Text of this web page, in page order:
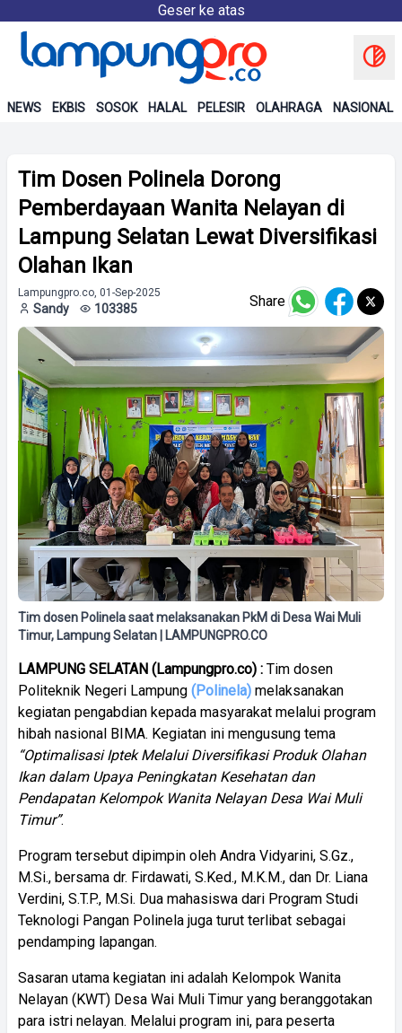
Geser ke atas
NEWS EKBIS SOSOK HALAL PELESIR OLAHRAGA NASIONAL
Tim Dosen Polinela Dorong
Pemberdayaan Wanita Nelayan di
Lampung Selatan Lewat Diversifikasi
Olahan Ikan
Lampungpro.co, 01-Sep-2025
Sandy 103385 Share
Tim dosen Polinela saat melaksanakan PkM di Desa Wai Muli
Timur, Lampung Selatan | LAMPUNGPRO.CO
LAMPUNG SELATAN (Lampungpro.co) : Tim dosen
Politeknik Negeri Lampung (Polinela) melaksanakan
kegiatan pengabdian kepada masyarakat melalui program
hibah nasional BIMA. Kegiatan ini mengusung tema
“Optimalisasi Iptek Melalui Diversifikasi Produk Olahan
Ikan dalam Upaya Peningkatan Kesehatan dan
Pendapatan Kelompok Wanita Nelayan Desa Wai Muli
Timur”.
Program tersebut dipimpin oleh Andra Vidyarini, S.Gz.,
M.Si., bersama dr. Firdawati, S.Ked., M.K.M., dan Dr. Liana
Verdini, S.T.P., M.Si. Dua mahasiswa dari Program Studi
Teknologi Pangan Polinela juga turut terlibat sebagai
pendamping lapangan.
Sasaran utama kegiatan ini adalah Kelompok Wanita
Nelayan (KWT) Desa Wai Muli Timur yang beranggotakan
para istri nelayan. Melalui program ini, para peserta